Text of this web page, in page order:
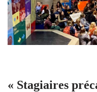
« Stagiaires